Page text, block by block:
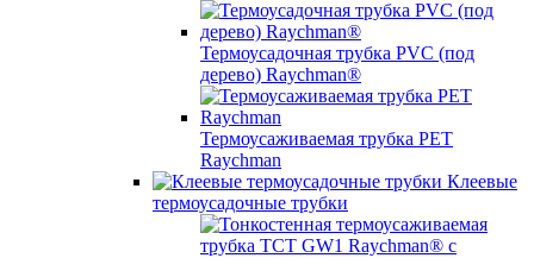
Термоусадочная трубка PVC (под
дерево) Raychman®
Термоусаживаемая трубка PET
Raychman
Клеевые
термоусадочные трубки